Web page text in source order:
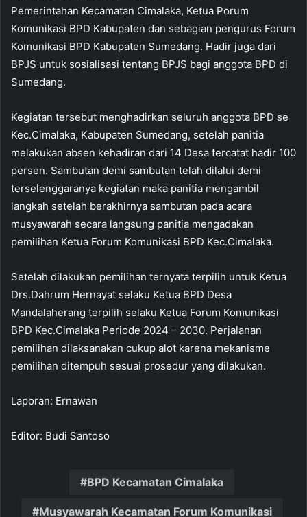
Pemerintahan Kecamatan Cimalaka, Ketua Porum
Komunikasi BPD Kabupaten dan sebagian pengurus Forum
Komunikasi BPD Kabupaten Sumedang. Hadir juga dari
BPJS untuk sosialisasi tentang BPJS bagi anggota BPD di
Sumedang.
Kegiatan tersebut menghadirkan seluruh anggota BPD se
Kec.Cimalaka, Kabupaten Sumedang, setelah panitia
melakukan absen kehadiran dari 14 Desa tercatat hadir 100
persen. Sambutan demi sambutan telah dilalui demi
terselenggaranya kegiatan maka panitia mengambil
langkah setelah berakhirnya sambutan pada acara
musyawarah secara langsung panitia mengadakan
pemilihan Ketua Forum Komunikasi BPD Kec.Cimalaka.
Setelah dilakukan pemilihan ternyata terpilih untuk Ketua
Drs.Dahrum Hernayat selaku Ketua BPD Desa
Mandalaherang terpilih selaku Ketua Forum Komunikasi
BPD Kec.Cimalaka Periode 2024 – 2030. Perjalanan
pemilihan dilaksanakan cukup alot karena mekanisme
pemilihan ditempuh sesuai prosedur yang dilakukan.
Laporan: Ernawan
Editor: Budi Santoso
BPD Kecamatan Cimalaka
Musyawarah Kecamatan Forum Komunikasi